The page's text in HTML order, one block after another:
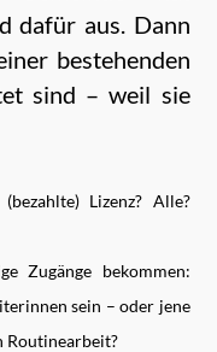
dafür aus. Dann
bestehenden
sind – weil sie
Lizenz? Alle?
Zugänge bekommen:
sein – oder jene
Routinearbeit?